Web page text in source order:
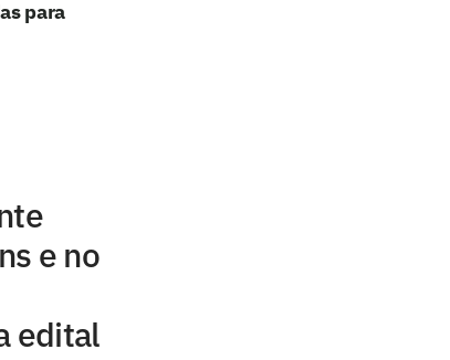
para
e no
edital